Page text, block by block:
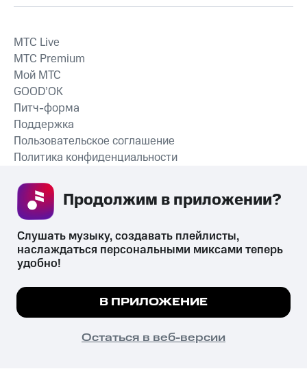
СКАЧАТЬ ПРИЛОЖЕНИЕ
MTС Live
MTС Premium
Мой МТС
GOOD’OK
Питч-форма
Поддержка
Пользовательское соглашение
Политика конфиденциальности
психотропных веществ, их аналогов причиняет вред здоровью,
их незаконный оборот запрещён и влечёт установленную
законодательством ответственность.
© 2026 ООО «КИОН».
Все права защищены
Мы используем куки, чтобы на сайте все
Подробнее
ПОНЯТНО
Слушать музыку, создавать плейлисты,
наслаждаться персональными миксами теперь
удобно!
В ПРИЛОЖЕНИЕ
Остаться в веб-версии